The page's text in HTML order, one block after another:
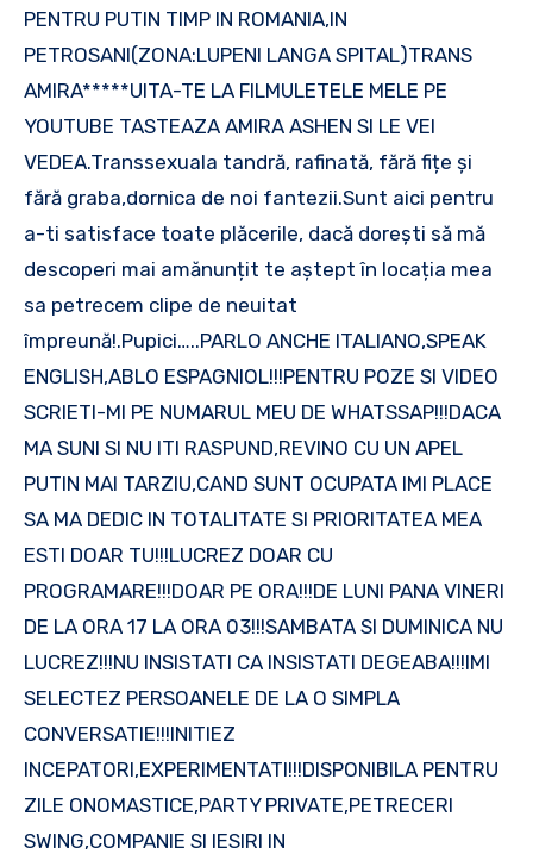
PENTRU PUTIN TIMP IN ROMANIA,IN
PETROSANI(ZONA:LUPENI LANGA SPITAL)TRANS
AMIRA*****UITA-TE LA FILMULETELE MELE PE
YOUTUBE TASTEAZA AMIRA ASHEN SI LE VEI
VEDEA.Transsexuala tandră, rafinată, fără fițe și
fără graba,dornica de noi fantezii.Sunt aici pentru
a-ti satisface toate plăcerile, dacă dorești să mă
descoperi mai amănunțit te aștept în locația mea
sa petrecem clipe de neuitat
împreună!.Pupici…..PARLO ANCHE ITALIANO,SPEAK
ENGLISH,ABLO ESPAGNIOL!!!PENTRU POZE SI VIDEO
SCRIETI-MI PE NUMARUL MEU DE WHATSSAP!!!DACA
MA SUNI SI NU ITI RASPUND,REVINO CU UN APEL
PUTIN MAI TARZIU,CAND SUNT OCUPATA IMI PLACE
SA MA DEDIC IN TOTALITATE SI PRIORITATEA MEA
ESTI DOAR TU!!!LUCREZ DOAR CU
PROGRAMARE!!!DOAR PE ORA!!!DE LUNI PANA VINERI
DE LA ORA 17 LA ORA 03!!!SAMBATA SI DUMINICA NU
LUCREZ!!!NU INSISTATI CA INSISTATI DEGEABA!!!IMI
SELECTEZ PERSOANELE DE LA O SIMPLA
CONVERSATIE!!!INITIEZ
INCEPATORI,EXPERIMENTATI!!!DISPONIBILA PENTRU
ZILE ONOMASTICE,PARTY PRIVATE,PETRECERI
SWING,COMPANIE SI IESIRI IN